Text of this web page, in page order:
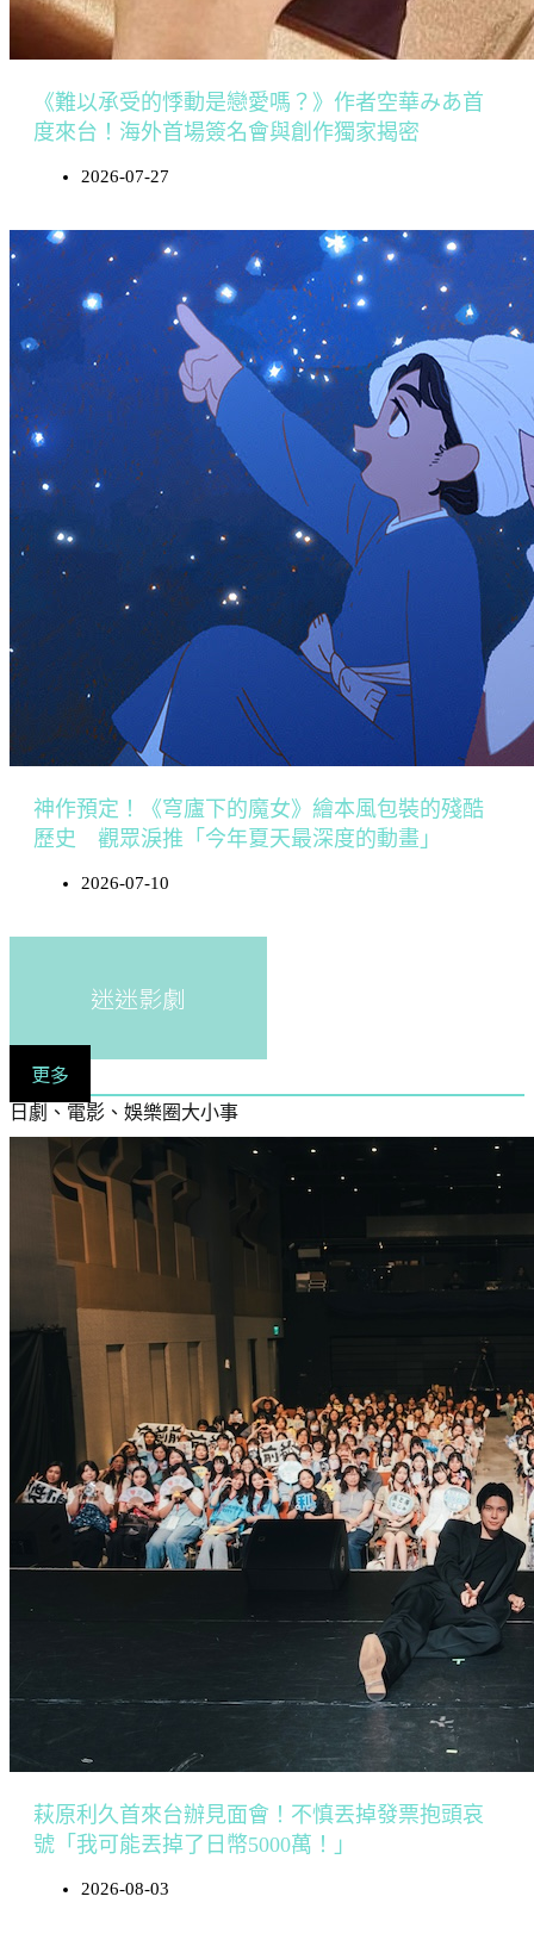
《難以承受的悸動是戀愛嗎？》作者空華みあ首
度來台！海外首場簽名會與創作獨家揭密
2026-07-27
神作預定！《穹廬下的魔女》繪本風包裝的殘酷
歷史 觀眾淚推「今年夏天最深度的動畫」
2026-07-10
迷迷影劇
更多
日劇、電影、娛樂圈大小事
萩原利久首來台辦見面會！不慎丟掉發票抱頭哀
號「我可能丟掉了日幣5000萬！」
2026-08-03